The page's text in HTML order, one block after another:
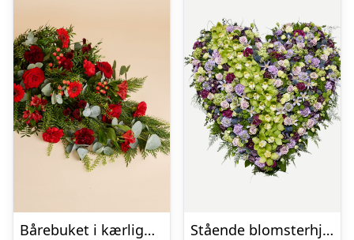
Bårebuket i kærlighedens farver
Stående blomsterhjerte – Et eksklusivt farvel